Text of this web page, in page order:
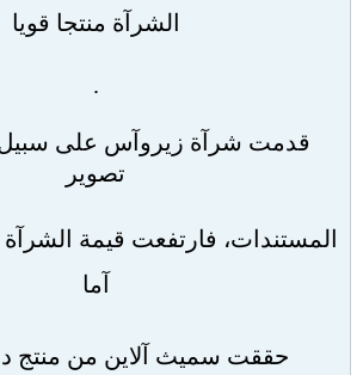
الشرآة منتجا قويا
.
قدمت شرآة زيروآس على سبيل
تصوير
آما
حققت سميث آلاين من منتج